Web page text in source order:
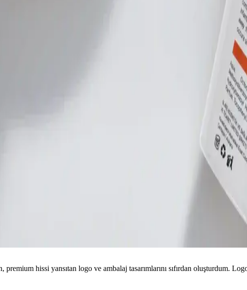
hissi yansıtan logo ve ambalaj tasarımlarını sıfırdan oluşturdum. Logo